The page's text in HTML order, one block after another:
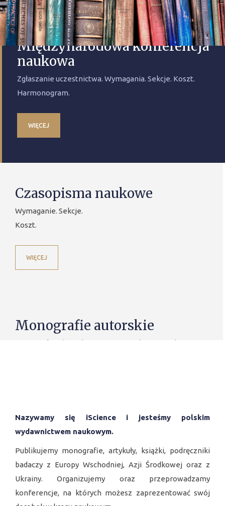
Międzynarodowa konferencja
naukowa
Zgłaszanie uczestnictwa. Wymagania. Sekcje. Koszt.
Harmonogram.
WIĘCEJ
Czasopisma naukowe
Wymaganie. Sekcje.
Koszt.
WIĘCEJ
Monografie autorskie
Monografie, zbiory konferencyjne, skrypty naukowe,
Międzynarodowa konferencja
naukowa
Zgłaszanie uczestnictwa. Wymagania. Sekcje. Koszt.
Nazywamy się iScience i jesteśmy polskim
wydawnictwem naukowym.
Publikujemy monografie, artykuły, książki, podręczniki
badaczy z Europy Wschodniej, Azji Środkowej oraz z
Ukrainy. Organizujemy oraz przeprowadzamy
konferencje, na których możesz zaprezentować swój